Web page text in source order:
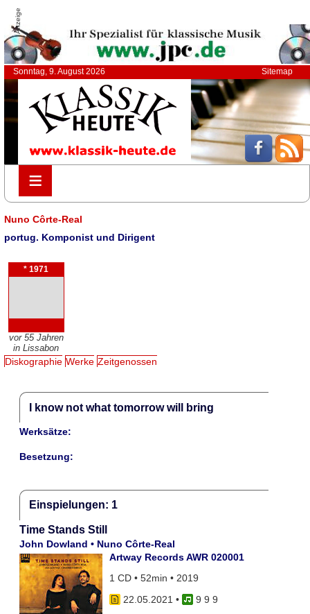
Anzeige
Sonntag, 9. August 2026 Sitemap
≡
≡
Nuno Côrte-Real
portug. Komponist und Dirigent
* 1971
vor 55 Jahren
in Lissabon
Diskographie Werke Zeitgenossen
I know not what tomorrow will bring
Werksätze:
Besetzung:
Einspielungen: 1
Time Stands Still
John Dowland • Nuno Côrte-Real
Artway Records AWR 020001
1 CD • 52min • 2019
22.05.2021 •
9 9 9